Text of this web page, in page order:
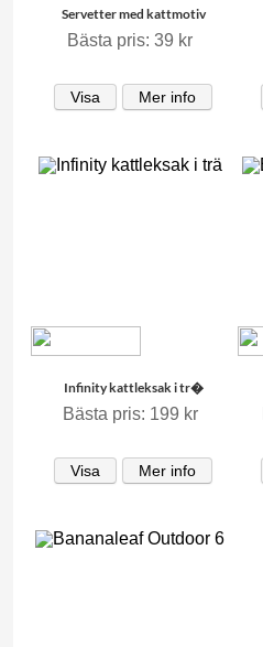
Servetter med kattmotiv
Bästa pris: 39 kr
Visa Mer info
Infinity kattleksak i tr�
Bästa pris: 199 kr
Visa Mer info